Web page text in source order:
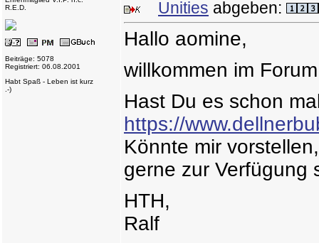
R.E.D.
Beiträge: 5078
Registriert: 06.08.2001
Habt Spaß - Leben ist kurz
.-)
Unities abgeben:
Hallo aomine,
willkommen im
Hast Du es schon
https://
Könnte mir
gerne zur Verfügung
HTH,
Ralf